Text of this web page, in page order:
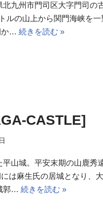
九州市門司区大字門司の
ルの山上から関門海峡を
か… 続きを読む »
CASTLE]
山城。平安末期の山鹿秀
は麻生氏の居城となり、
郭… 続きを読む »